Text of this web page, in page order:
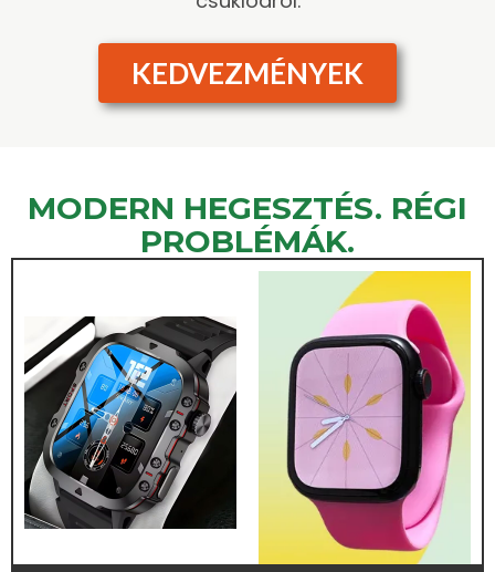
KEDVEZMÉNYEK
MODERN HEGESZTÉS. RÉGI
PROBLÉMÁK.